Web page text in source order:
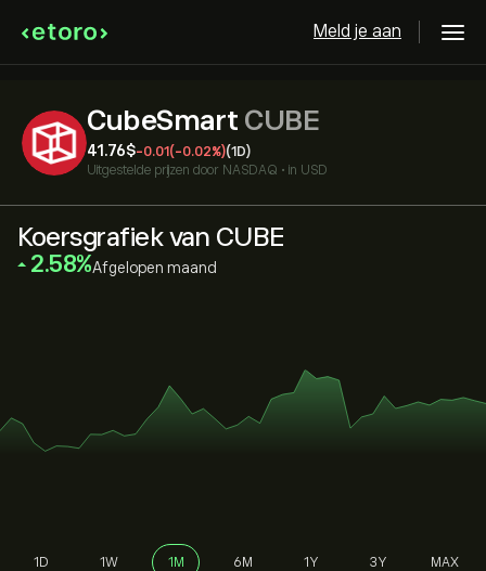
Meld je aan
CubeSmart CUBE
41.76‎$‎-0.01 (-0.02%)(1D)
Uitgestelde prijzen door NASDAQ • in USD
Koersgrafiek van CUBE
‎2.58‎ Afgelopen maand
1D 1W 1M 6M 1Y 3Y MAX